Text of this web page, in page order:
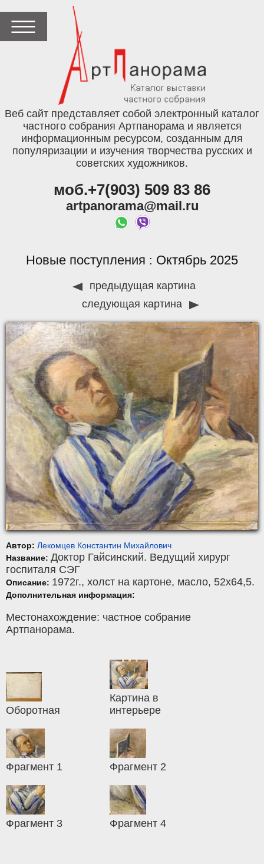
Веб сайт представляет собой электронный каталог
частного собрания Артпанорама и является
информационным ресурсом, созданным для
популяризации и изучения творчества русских и
советских художников.
моб.+7(903) 509 83 86
artpanorama@mail.ru
Новые поступления : Октябрь 2025
предыдущая картина
следующая картина
Автор: Лекомцев Константин Михайлович
Название: Доктор Гайсинский. Ведущий хирург
госпиталя СЭГ
Описание: 1972г., холст на картоне, масло, 52x64,5.
Дополнительная информация:
Местонахождение: частное собрание
Артпанорама.
Оборотная
Картина в
интерьере
Фрагмент 1 Фрагмент 2
Фрагмент 3 Фрагмент 4